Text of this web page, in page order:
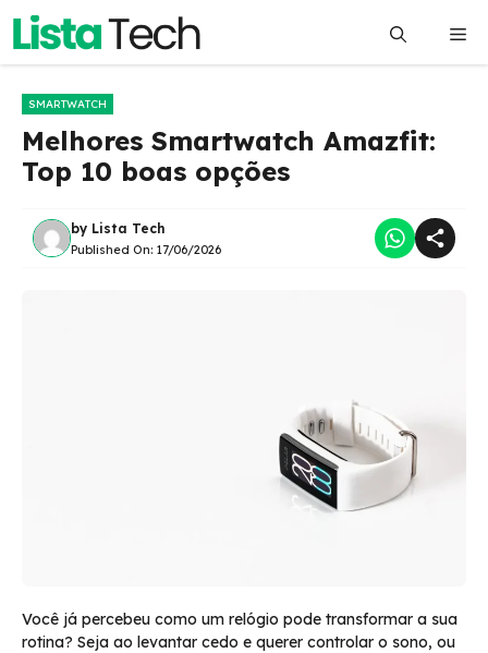
Pular
o
SMARTWATCH
Melhores Smartwatch Amazfit:
Top 10 boas opções
by Lista Tech
Published On: 17/06/2026
Você já percebeu como um relógio pode transformar a sua
rotina? Seja ao levantar cedo e querer controlar o sono, ou